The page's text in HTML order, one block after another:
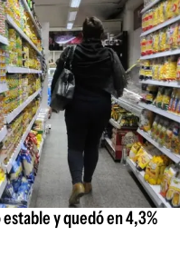
y quedó en 4,3%